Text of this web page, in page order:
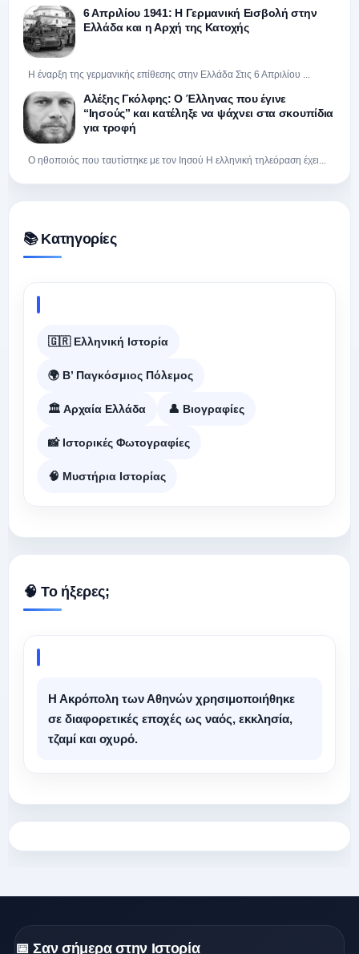
6 Απριλίου 1941: Η Γερμανική Εισβολή στην
Ελλάδα και η Αρχή της Κατοχής
Η έναρξη της γερμανικής επίθεσης στην Ελλάδα Στις 6 Απριλίου ...
Αλέξης Γκόλφης: Ο Έλληνας που έγινε
“Ιησούς” και κατέληξε να ψάχνει στα σκουπίδια
για τροφή
Ο ηθοποιός που ταυτίστηκε με τον Ιησού Η ελληνική τηλεόραση έχει...
📚 Κατηγορίες
🇬🇷 Ελληνική Ιστορία
🌍 Β’ Παγκόσμιος Πόλεμος
🏛️ Αρχαία Ελλάδα 👤 Βιογραφίες
📸 Ιστορικές Φωτογραφίες
🧠 Μυστήρια Ιστορίας
🧠 Το ήξερες;
Η Ακρόπολη των Αθηνών χρησιμοποιήθηκε
σε διαφορετικές εποχές ως ναός, εκκλησία,
τζαμί και οχυρό.
📅 Σαν σήμερα στην Ιστορία